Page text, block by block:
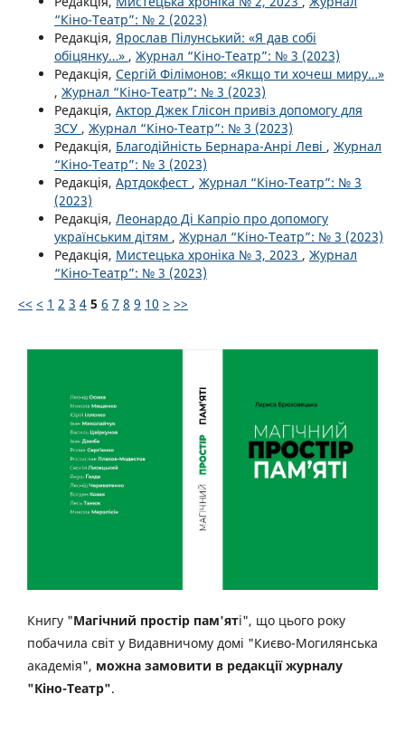
“Кіно-Театр”: № 2 (2023)
Редакція, Ярослав Пілунський: «Я дав собі
обіцянку…» , Журнал “Кіно-Театр”: № 3 (2023)
Редакція, Сергій Філімонов: «Якщо ти хочеш миру…»
, Журнал “Кіно-Театр”: № 3 (2023)
Редакція, Актор Джек Глісон привіз допомогу для
ЗСУ , Журнал “Кіно-Театр”: № 3 (2023)
Редакція, Благодійність Бернара-Анрі Леві , Журнал
“Кіно-Театр”: № 3 (2023)
Редакція, Артдокфест , Журнал “Кіно-Театр”: № 3
(2023)
Редакція, Леонардо Ді Капріо про допомогу
українським дітям , Журнал “Кіно-Театр”: № 3 (2023)
Редакція, Мистецька хроніка № 3, 2023 , Журнал
“Кіно-Театр”: № 3 (2023)
<< < 1 2 3 4 5 6 7 8 9 10 > >>
Книгу "Магічний простір пам'яті", що цього року
побачила світ у Видавничому домі "Києво-Могилянська
академія", можна замовити в редакції журналу
"Кіно-Театр".